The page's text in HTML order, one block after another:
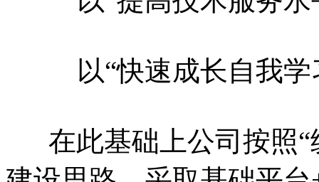
以“快速成长自我学
在此基础上公司按照“